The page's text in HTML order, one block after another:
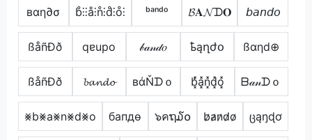
вαη∂σ b̊⫶⫶å⫶n̊⫶d̊⫶o̊⫶ ᵇᵃⁿᵈᵒ 𝓑𝐀𝓝ᗪ𝐎 𝘣𝘢𝘯𝘥𝘰
ßåñÐð qɐupo 𝒷𝒶𝓃𝒹𝑜 ҍąղժօ ßαηd⊕
ßåñÐð 𝓫𝓪𝓷𝓭𝓸 вάŇᗪｏ b͓̽̾a͓̽n͓̽d͓̽o͓̽ ᗷ𝒶𝓃ᗪｏ
⨳b⨳a⨳n⨳d⨳o бапдѳ ๖คຖ໓໐ b̷a̷n̷d̷o̷ ცąŋɖơ